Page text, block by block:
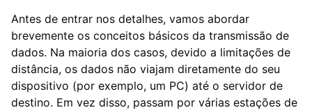
Antes de entrar nos detalhes, vamos abordar
brevemente os conceitos básicos da transmissão de
dados. Na maioria dos casos, devido a limitações de
distância, os dados não viajam diretamente do seu
dispositivo (por exemplo, um PC) até o servidor de
destino. Em vez disso, passam por várias estações de